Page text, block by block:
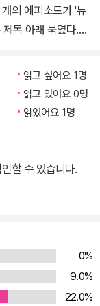
의 에피소드가 '뉴
목 아래 묶였다.
지식과 경험을 담
옷 벌레가 되었지.
그」) 영국의 의류
은 옷이라는 '매
이면서도 사람들이
죠!" 코트부
리라 생각되는 거
다. 목차만 보아도
요함을 한눈에 알
기 때문에 여행 갈 때
읽고 싶어요 1명
읽고 있어요 0명
읽었어요 1명
할 수 있습니다.
0%
9.0%
22.0%